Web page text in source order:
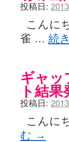
投稿日:
こんに
雀 … 続
ギャッ
ト結
投稿日:
こんに
む →